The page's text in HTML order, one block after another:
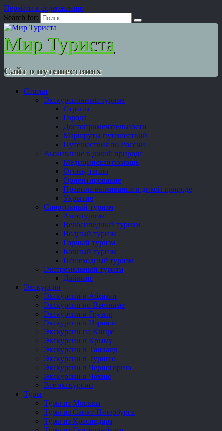
Перейти к содержанию
Search for:
Мир Туриста
Сайт о путешествиях
Статьи
Экскурсионный туризм
Страны
Города
Достопримечательности
Маршруты путешествий
Путешествия по России
Выживание в дикой природе
Медицинская помощь
Огонь, тепло
Ориентирование
Правила выживания в дикой природе
Укрытие
Спортивный туризм
Автотуризм
Велосипедный туризм
Водный туризм
Горный туризм
Конный туризм
Пешеходный туризм
Экстремальный туризм
Дайвинг
Экскурсии
Экскурсии в Абхазии
Экскурсии во Вьетнаме
Экскурсии в Грузии
Экскурсии в Израиле
Экскурсии на Кипре
Экскурсии в Крыму
Экскурсии в Таиланд
Экскурсии в Турцию
Экскурсии в Черногорию
Экскурсии в Чехию
Все экскурсии
Туры
Туры из Москвы
Туры из Санкт-Петербурга
Туры из Краснодара